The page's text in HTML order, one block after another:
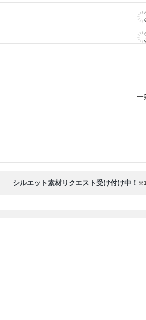
一
シルエット素材リクエスト受け付け中！